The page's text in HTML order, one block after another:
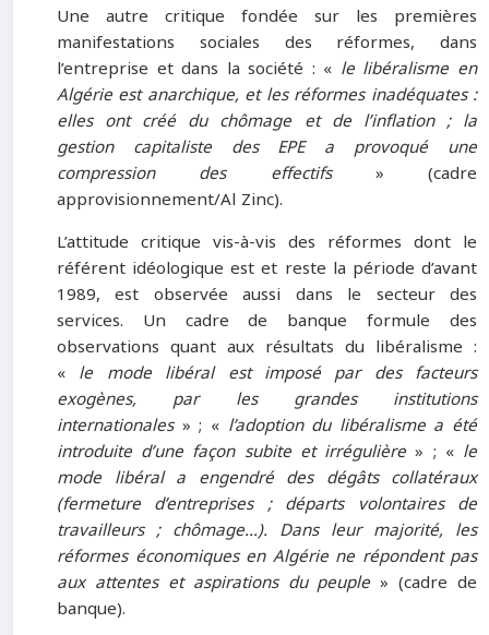
Une autre critique fondée sur les premières
manifestations sociales des réformes, dans
l’entreprise et dans la société : « le libéralisme en
Algérie est anarchique, et les réformes inadéquates :
elles ont créé du chômage et de l’inflation ; la
gestion capitaliste des EPE a provoqué une
compression des effectifs» (cadre
approvisionnement/Al Zinc).
L’attitude critique vis-à-vis des réformes dont le
référent idéologique est et reste la période d’avant
1989, est observée aussi dans le secteur des
services. Un cadre de banque formule des
observations quant aux résultats du libéralisme :
« le mode libéral est imposé par des facteurs
exogènes, par les grandes institutions
internationales» ; « l’adoption du libéralisme a été
introduite d’une façon subite et irrégulière » ; « le
mode libéral a engendré des dégâts collatéraux
(fermeture d’entreprises ; départs volontaires de
travailleurs ; chômage…). Dans leur majorité, les
réformes économiques en Algérie ne répondent pas
aux attentes et aspirations du peuple » (cadre de
banque).